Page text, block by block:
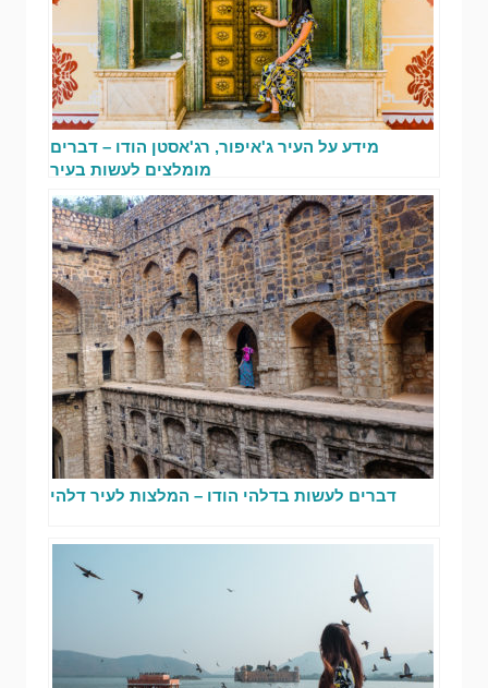
מידע על העיר ג'איפור, רג'אסטן הודו – דברים
מומלצים לעשות בעיר
דברים לעשות בדלהי הודו – המלצות לעיר דלהי